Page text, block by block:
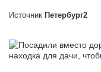
Источник Петербург2